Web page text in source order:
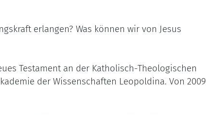
erlangen? Was können wir von Jesus
Testament an der Katholisch-Theologischen
der Wissenschaften Leopoldina. Von 2009